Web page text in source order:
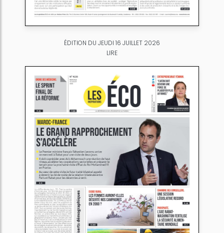
ÉDITION DU JEUDI 16 JUILLET 2026
LIRE